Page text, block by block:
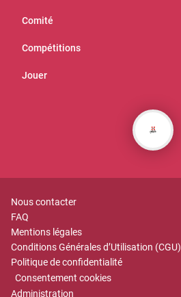
Comité
Compétitions
Jouer
Nous contacter
FAQ
Mentions légales
Conditions Générales d’Utilisation (CGU)
Politique de confidentialité
Consentement cookies
Administration